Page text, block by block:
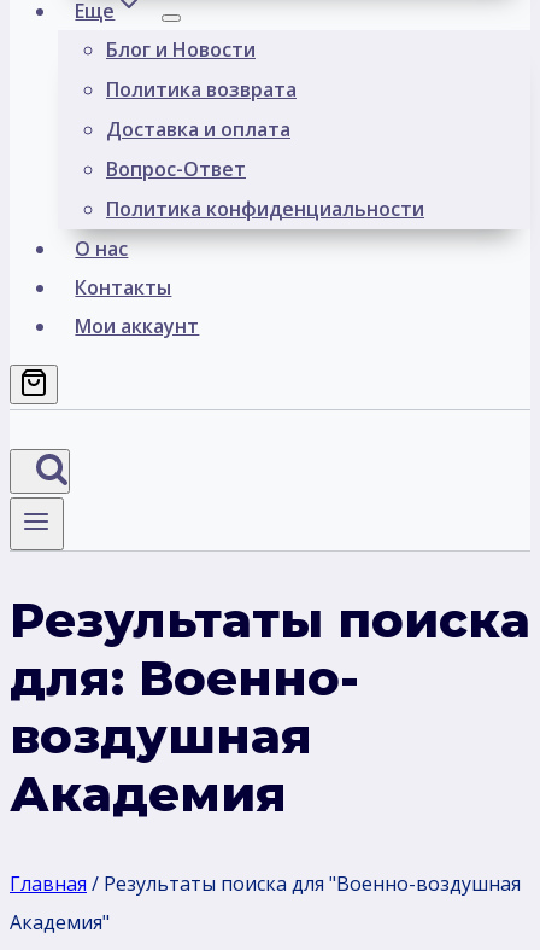
Еще
Блог и Новости
Политика возврата
Доставка и оплата
Вопрос-Ответ
Политика конфиденциальности
О нас
Контакты
Мои аккаунт
Результаты поиска
для: Военно-
воздушная
Академия
Главная / Результаты поиска для "Военно-воздушная
Академия"